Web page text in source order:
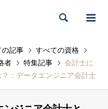
検索
の記事
すべての資格
者 特集記事
会計士に
：データエンジニア会計士